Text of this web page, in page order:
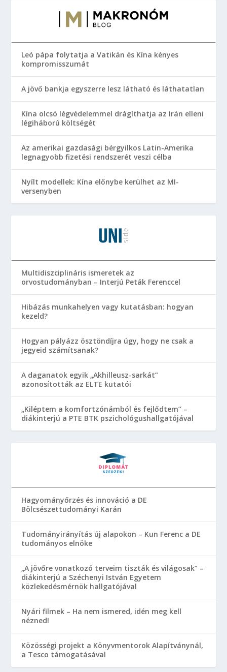
Leó pápa folytatja a Vatikán és Kína kényes
kompromisszumát
A jövő bankja egyszerre lesz látható és láthatatlan
Kína olcsó légvédelemmel drágíthatja az Irán elleni
légiháború költségét
Az amerikai gazdasági bérgyilkos Latin-Amerika
legnagyobb fizetési rendszerét veszi célba
Nyílt modellek: Kína előnybe kerülhet az MI-
versenyben
Multidiszciplináris ismeretek az
orvostudományban – Interjú Peták Ferenccel
Hibázás munkahelyen vagy kutatásban: hogyan
kezeld?
Hogyan pályázz ösztöndíjra úgy, hogy ne csak a
jegyeid számítsanak?
A daganatok egyik „Akhilleusz-sarkát”
azonosították az ELTE kutatói
„Kiléptem a komfortzónámból és fejlődtem” –
diákinterjú a PTE BTK pszichológushallgatójával
Hagyományőrzés és innováció a DE
Bölcsészettudományi Karán
Tudományirányítás új alapokon – Kun Ferenc a DE
tudományos elnöke
„A jövőre vonatkozó terveim tiszták és világosak” –
diákinterjú a Széchenyi István Egyetem
közlekedésmérnök hallgatójával
Nyári filmek – Ha nem ismered, idén meg kell
nézned!
Közösségi projekt a Könyvmentorok Alapítványnál,
a Tesco támogatásával